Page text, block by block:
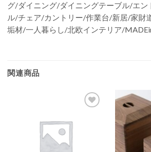
グ/ダイニング/ダイニングテーブル/エン
ル/チェア/カントリー/作業台/新居/家財
垢材/一人暮らし/北欧インテリア/
関連商品